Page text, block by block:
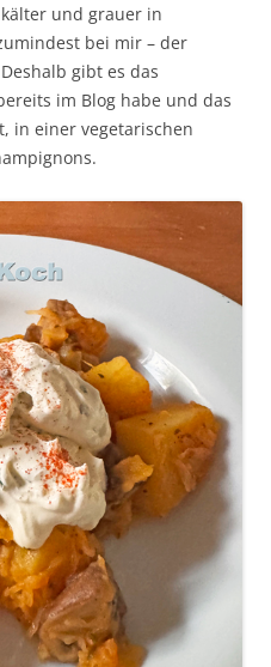
und grauer in
bei mir – der
gibt es das
im Blog habe und das
in einer vegetarischen